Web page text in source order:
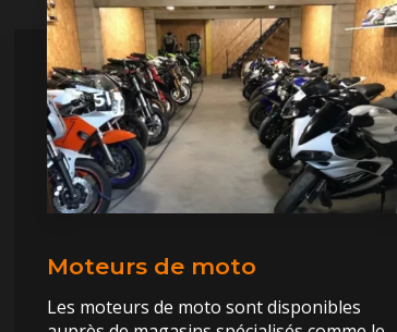
Moteurs de moto
Les moteurs de moto sont disponibles